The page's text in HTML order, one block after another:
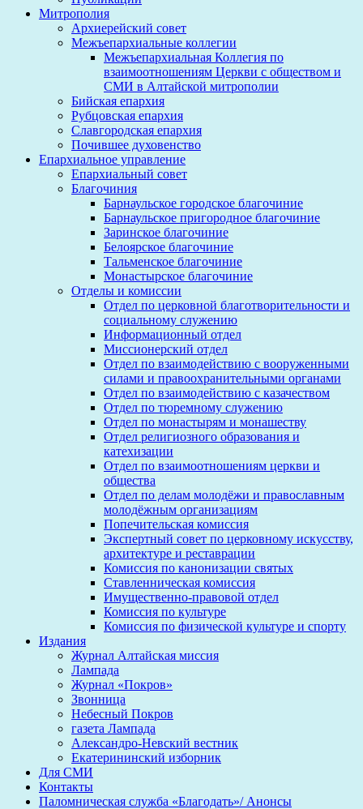
Митрополия
Архиерейский совет
Межъепархиальные коллегии
Межъепархиальная Коллегия по
взаимоотношениям Церкви с обществом и
СМИ в Алтайской митрополии
Бийская епархия
Рубцовская епархия
Славгородская епархия
Почившее духовенство
Епархиальное управление
Епархиальный совет
Благочиния
Барнаульское городское благочиние
Барнаульское пригородное благочиние
Заринское благочиние
Белоярское благочиние
Тальменское благочиние
Монастырское благочиние
Отделы и комиссии
Отдел по церковной благотворительности и
социальному служению
Информационный отдел
Миссионерский отдел
Отдел по взаимодействию с вооруженными
силами и правоохранительными органами
Отдел по взаимодействию с казачеством
Отдел по тюремному служению
Отдел по монастырям и монашеству
Отдел религиозного образования и
катехизации
Отдел по взаимоотношениям церкви и
общества
Отдел по делам молодёжи и православным
молодёжным организациям
Попечительская комиссия
Экспертный совет по церковному искусству,
архитектуре и реставрации
Комиссия по канонизации святых
Ставленническая комиссия
Имущественно-правовой отдел
Комиссия по культуре
Комиссия по физической культуре и спорту
Издания
Журнал Алтайская миссия
Лампада
Журнал «Покров»
Звонница
Небесный Покров
газета Лампада
Александро-Невский вестник
Екатерининский изборник
Для СМИ
Контакты
Паломническая служба «Благодать»/ Анонсы